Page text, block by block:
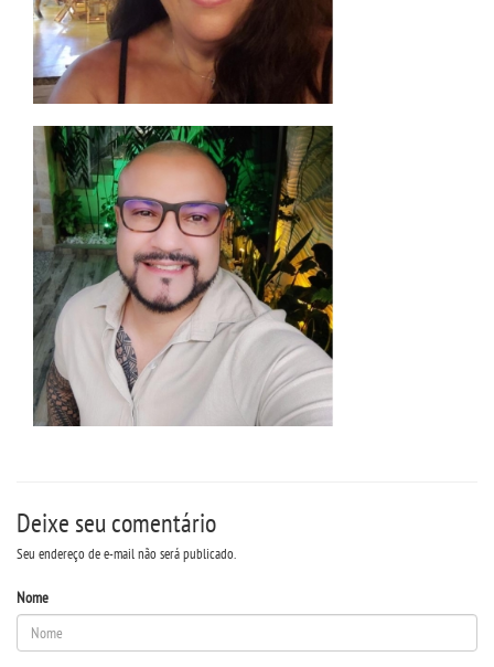
Deixe seu comentário
Seu endereço de e-mail não será publicado.
Nome